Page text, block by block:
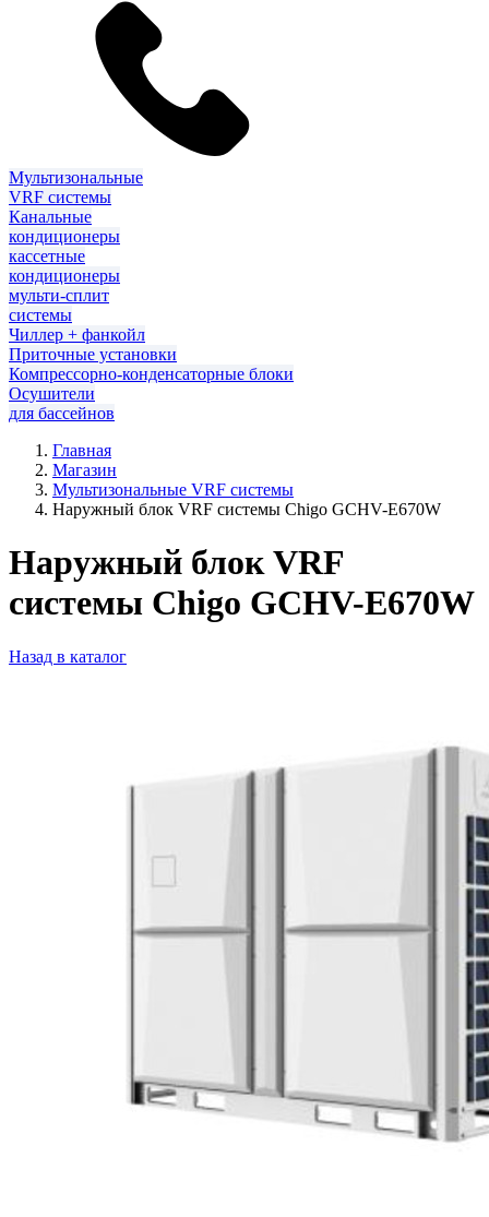
Мультизональные
VRF системы
Канальные
кондиционеры
кассетные
кондиционеры
мульти-сплит
системы
Чиллер + фанкойл
Приточные установки
Компрессорно-конденсаторные блоки
Осушители
для бассейнов
Главная
Магазин
Мультизональные VRF системы
Наружный блок VRF системы Chigo GCHV-E670W
Наружный блок VRF
системы Chigo GCHV-E670W
Назад в каталог